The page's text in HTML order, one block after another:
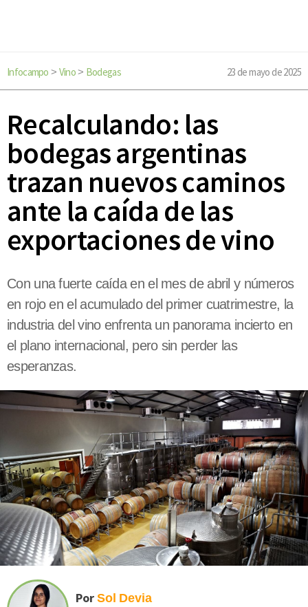
Infocampo > Vino> Bodegas 23 de mayo de 2025
Recalculando: las
bodegas argentinas
trazan nuevos caminos
ante la caída de las
exportaciones de vino
Con una fuerte caída en el mes de abril y números
en rojo en el acumulado del primer cuatrimestre, la
industria del vino enfrenta un panorama incierto en
el plano internacional, pero sin perder las
esperanzas.
Por Sol Devia